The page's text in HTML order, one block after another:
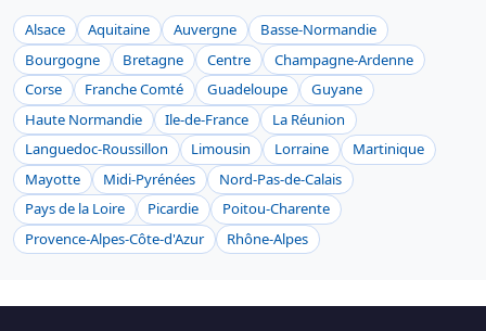
Alsace Aquitaine Auvergne
Basse-Normandie
Bourgogne
Bretagne Centre
Champagne-Ardenne
Corse
Franche Comté Guadeloupe
Guyane
Haute Normandie
Ile-de-France
La Réunion
Languedoc-Roussillon
Limousin Lorraine
Martinique
Mayotte
Midi-Pyrénées
Nord-Pas-de-Calais
Pays de la Loire
Picardie
Poitou-Charente
Provence-Alpes-Côte-d'Azur
Rhône-Alpes